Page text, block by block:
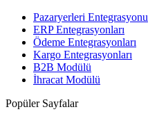
Pazaryerleri Entegrasyonu
ERP Entegrasyonları
Ödeme Entegrasyonları
Kargo Entegrasyonları
B2B Modülü
İhracat Modülü
Popüler Sayfalar